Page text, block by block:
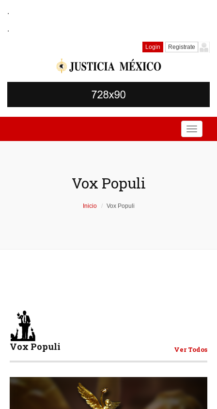
.
.
Login Registrate
Toggle
Vox Populi
Inicio Vox Populi
Vox Populi Ver Todos